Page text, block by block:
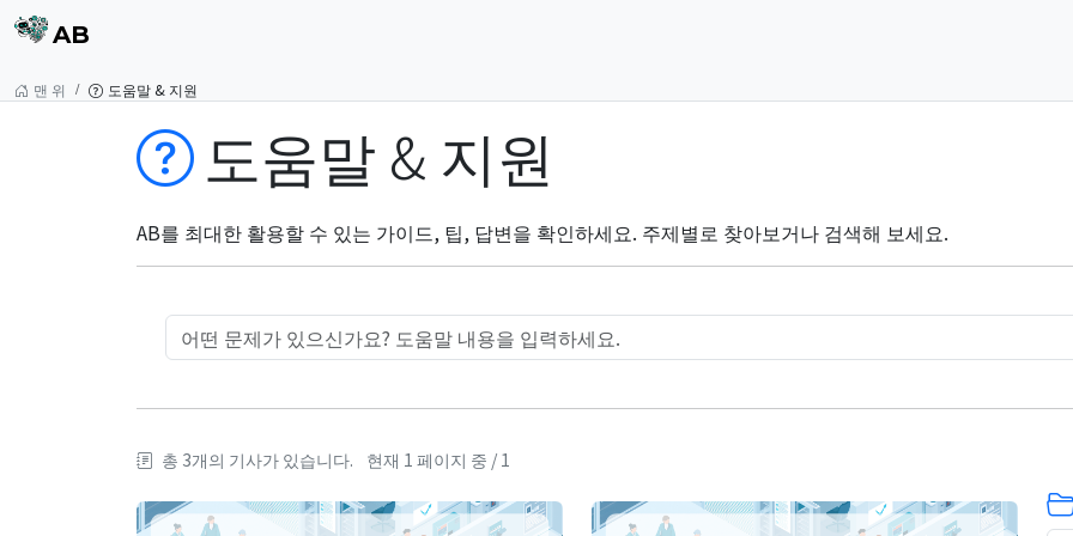
AB
맨 위 도움말 & 지원
도움말 & 지원
AB를 최대한 활용할 수 있는 가이드, 팁, 답변을 확인하세요. 주제별로 찾아보거나 검색해 보세요.
총 3개의 기사가 있습니다. 현재 1 페이지 중 / 1